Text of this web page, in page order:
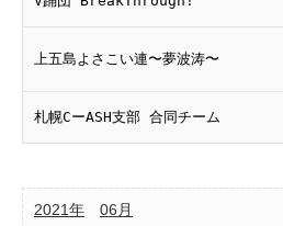
上五島よさこい連〜夢波涛〜
札幌CーASH支部 合同チーム
2021年
06月